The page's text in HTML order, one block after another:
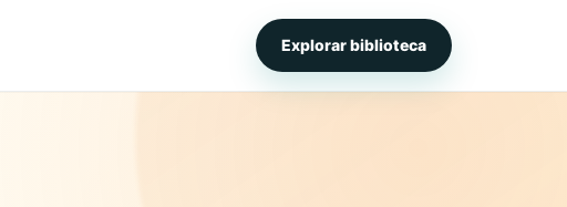
Explorar biblioteca